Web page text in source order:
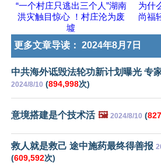
“一个村庄只逃出三个人”湖南
洪灾触目惊心 ！村庄沦为废
墟
为什
尚福
更多文章导读： 2024年8月7日
中共海外诋毁法轮功新计划曝光 专
2024/8/10 (894,998次)
意境搭建是个技术活 🖼️ 2024/8/10 (
救人就是救己 途中施药最终得善报
(609,592次)